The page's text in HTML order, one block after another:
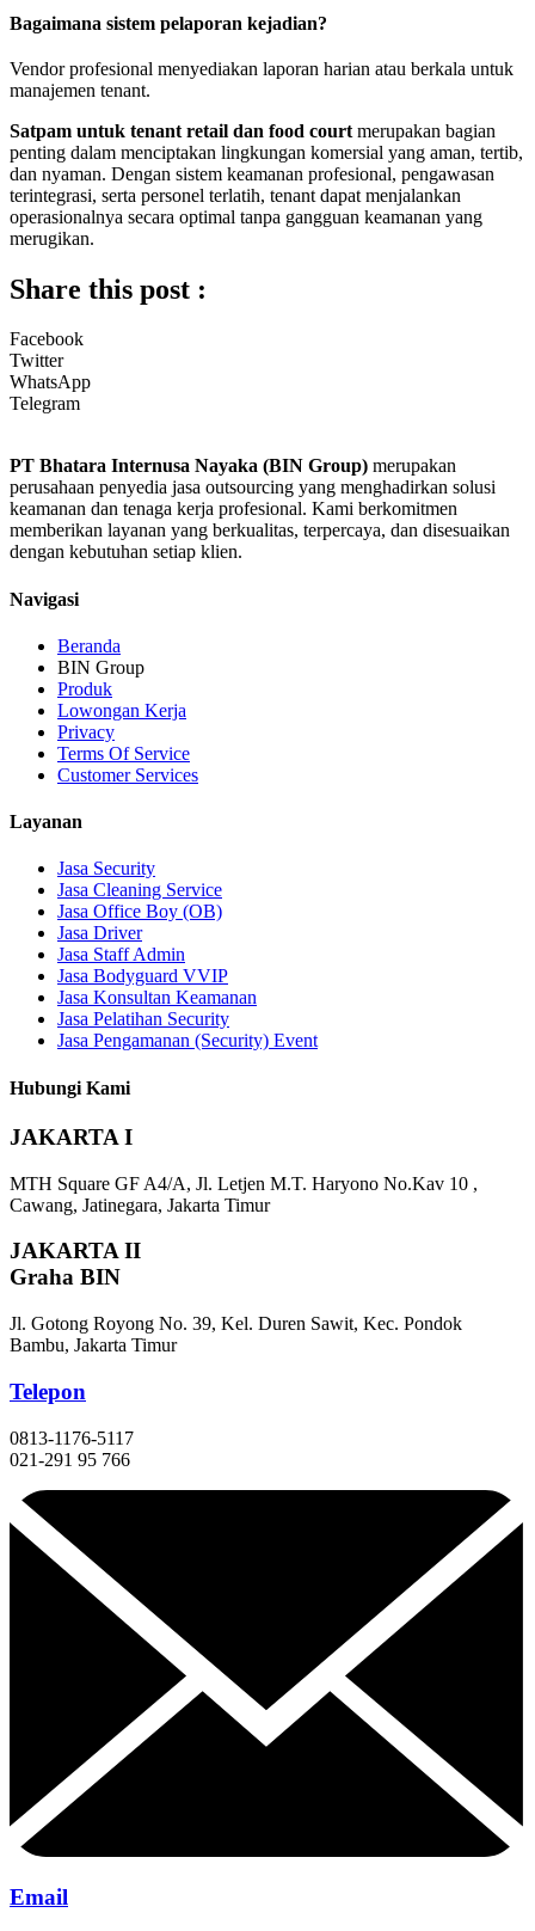
Bagaimana sistem pelaporan kejadian?
Vendor profesional menyediakan laporan harian atau berkala untuk
manajemen tenant.
Satpam untuk tenant retail dan food court merupakan bagian
penting dalam menciptakan lingkungan komersial yang aman, tertib,
dan nyaman. Dengan sistem keamanan profesional, pengawasan
terintegrasi, serta personel terlatih, tenant dapat menjalankan
operasionalnya secara optimal tanpa gangguan keamanan yang
merugikan.
Share this post :
Facebook
Twitter
WhatsApp
Telegram
PT Bhatara Internusa Nayaka (BIN Group) merupakan
perusahaan penyedia jasa outsourcing yang menghadirkan solusi
keamanan dan tenaga kerja profesional. Kami berkomitmen
memberikan layanan yang berkualitas, terpercaya, dan disesuaikan
dengan kebutuhan setiap klien.
Navigasi
Beranda
BIN Group
Produk
Lowongan Kerja
Privacy
Terms Of Service
Customer Services
Layanan
Jasa Security
Jasa Cleaning Service
Jasa Office Boy (OB)
Jasa Driver
Jasa Staff Admin
Jasa Bodyguard VVIP
Jasa Konsultan Keamanan
Jasa Pelatihan Security
Jasa Pengamanan (Security) Event
Hubungi Kami
JAKARTA I
MTH Square GF A4/A, Jl. Letjen M.T. Haryono No.Kav 10 ,
Cawang, Jatinegara, Jakarta Timur
JAKARTA II
Graha BIN
Jl. Gotong Royong No. 39, Kel. Duren Sawit, Kec. Pondok
Bambu, Jakarta Timur
Telepon
0813-1176-5117
021-291 95 766
Email